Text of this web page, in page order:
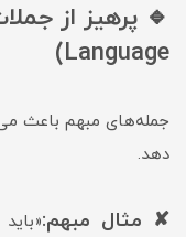
Language)
جمله‌های مبهم باعث
دهد.
✘ مثال مبهم: